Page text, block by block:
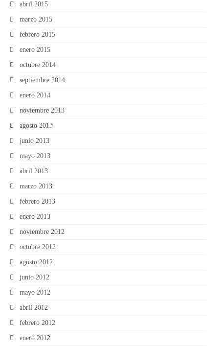
abril 2015
marzo 2015
febrero 2015
enero 2015
octubre 2014
septiembre 2014
enero 2014
noviembre 2013
agosto 2013
junio 2013
mayo 2013
abril 2013
marzo 2013
febrero 2013
enero 2013
noviembre 2012
octubre 2012
agosto 2012
junio 2012
mayo 2012
abril 2012
febrero 2012
enero 2012